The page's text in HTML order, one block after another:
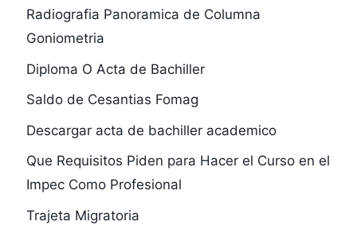
Radiografia Panoramica de Columna
Goniometria
Diploma O Acta de Bachiller
Saldo de Cesantias Fomag
Descargar acta de bachiller academico
Que Requisitos Piden para Hacer el Curso en el
Impec Como Profesional
Trajeta Migratoria